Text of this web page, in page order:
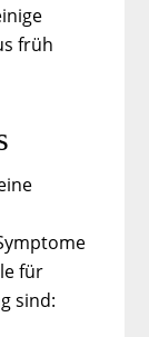
früh
für
sind: